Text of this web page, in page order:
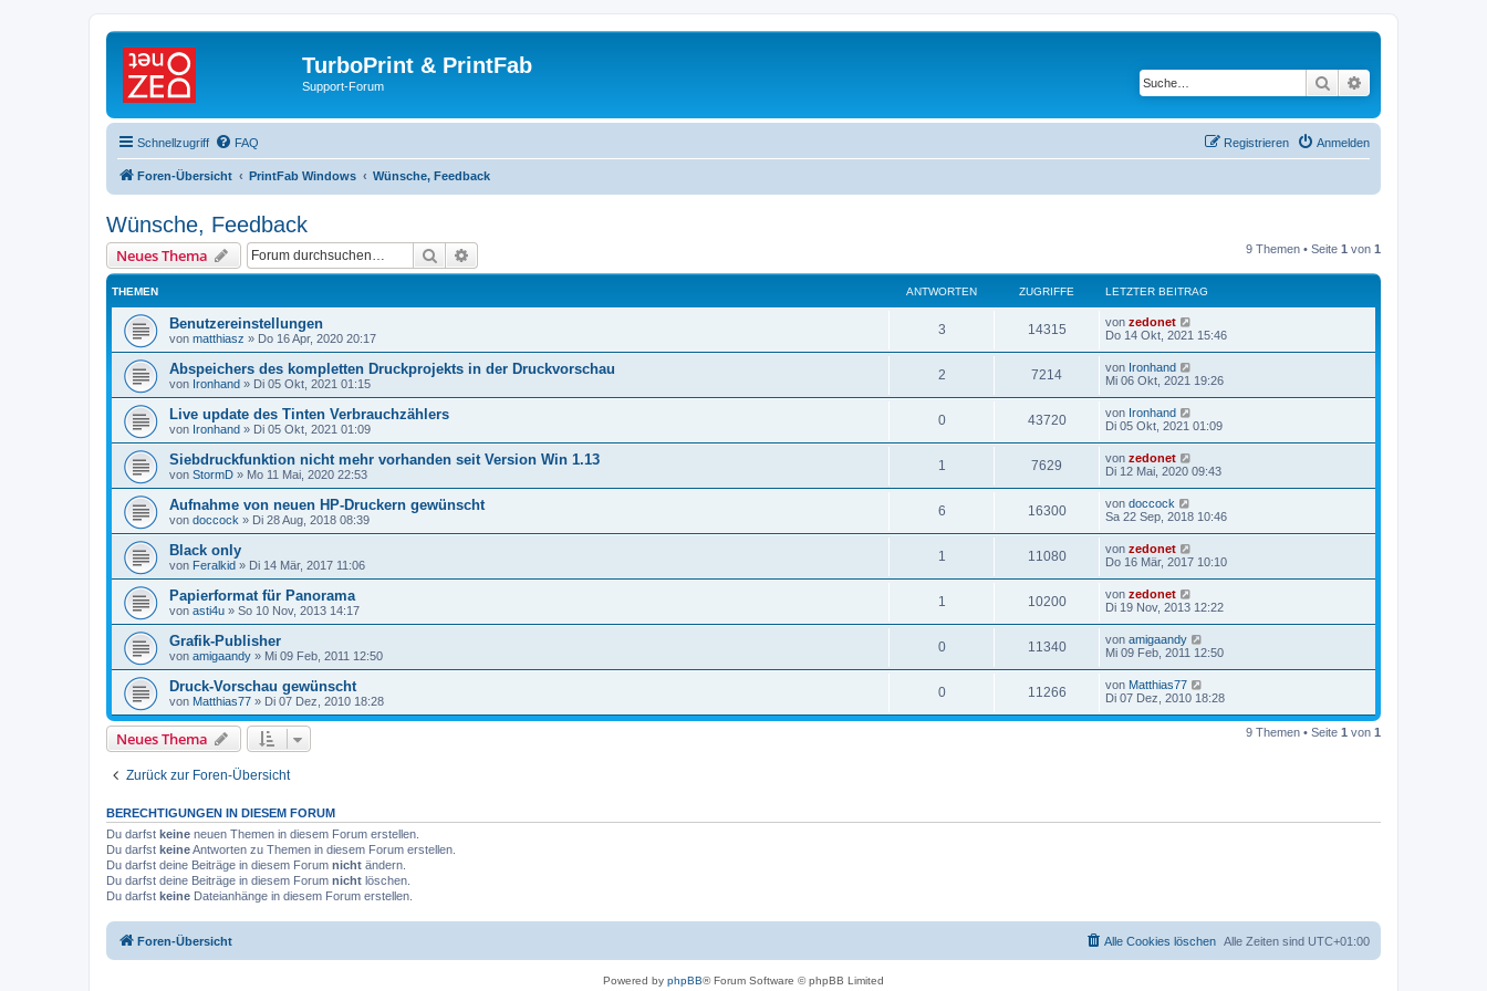
TurboPrint & PrintFab
Support-Forum Suche
Schnellzugriff FAQ Anmelden
Registrieren
Foren-Übersicht PrintFab Windows Wünsche, Feedback
Wünsche, Feedback
Neues Thema Suche 9 Themen • Seite 1 von 1
THEMEN ANTWORTEN ZUGRIFFE LETZTER BEITRAG
Benutzereinstellungen
von matthiasz » Do 16 Apr, 2020 20:17
3 14315 von zedonet
Do 14 Okt, 2021 15:46
Abspeichers des kompletten Druckprojekts in der Druckvorschau
von Ironhand » Di 05 Okt, 2021 01:15
2 7214 von Ironhand
Mi 06 Okt, 2021 19:26
Live update des Tinten Verbrauchzählers
von Ironhand » Di 05 Okt, 2021 01:09
0 43720 von Ironhand
Di 05 Okt, 2021 01:09
Siebdruckfunktion nicht mehr vorhanden seit Version Win 1.13
von StormD » Mo 11 Mai, 2020 22:53
1 7629 von zedonet
Di 12 Mai, 2020 09:43
Aufnahme von neuen HP-Druckern gewünscht
von doccock » Di 28 Aug, 2018 08:39
6 16300 von doccock
Sa 22 Sep, 2018 10:46
Black only
von Feralkid » Di 14 Mär, 2017 11:06
1 11080 von zedonet
Do 16 Mär, 2017 10:10
Papierformat für Panorama
von asti4u » So 10 Nov, 2013 14:17
1 10200 von zedonet
Di 19 Nov, 2013 12:22
Grafik-Publisher
von amigaandy » Mi 09 Feb, 2011 12:50
0 11340 von amigaandy
Mi 09 Feb, 2011 12:50
Druck-Vorschau gewünscht
von Matthias77 » Di 07 Dez, 2010 18:28
0 11266 von Matthias77
Di 07 Dez, 2010 18:28
Neues Thema 9 Themen • Seite 1 von 1
Zurück zur Foren-Übersicht
BERECHTIGUNGEN IN DIESEM FORUM
Du darfst keine neuen Themen in diesem Forum erstellen.
Du darfst keineAntworten zu Themen in diesem Forum erstellen.
Du darfst deine Beiträge in diesem Forum nicht ändern.
Du darfst deine Beiträge in diesem Forum nicht löschen.
Du darfst keine Dateianhänge in diesem Forum erstellen.
Foren-Übersicht Alle Zeiten sind UTC+01:00
Alle Cookies löschen
Powered by phpBB® Forum Software © phpBB Limited